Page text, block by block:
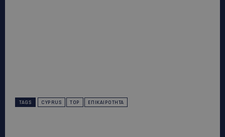
TAGS CYPRUS TOP ΕΠΙΚΑΙΡΌΤΗΤΑ